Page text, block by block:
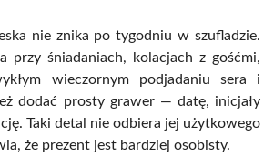
nie znika po tygodniu w szufladzie.
przy śniadaniach, kolacjach z gośćmi,
wieczornym podjadaniu sera i
dodać prosty grawer — datę, inicjały
Taki detal nie odbiera jej użytkowego
że prezent jest bardziej osobisty.